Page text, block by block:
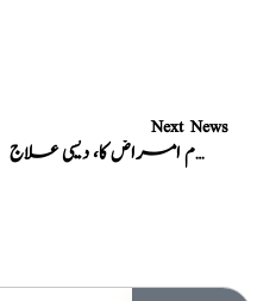
Next News
پیٹ کے تمام امراض کا، دیسی علاج